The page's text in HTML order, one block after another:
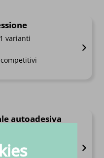
varianti
autoadesiva
varianti